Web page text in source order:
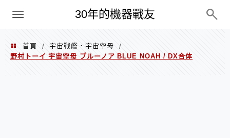
30年的機器戰友
PC
首頁 / 宇宙戰艦．宇宙空母
/
野村トーイ 宇宙空母 ブルーノア BLUE NOAH / DX合体